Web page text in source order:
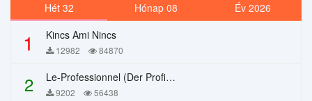
Hét 32 Hónap 08 Év 2026
1 Kincs Ami Nincs
12982 84870
2 Le-Professionnel (Der Profi) – Chi Mai
9202 56438